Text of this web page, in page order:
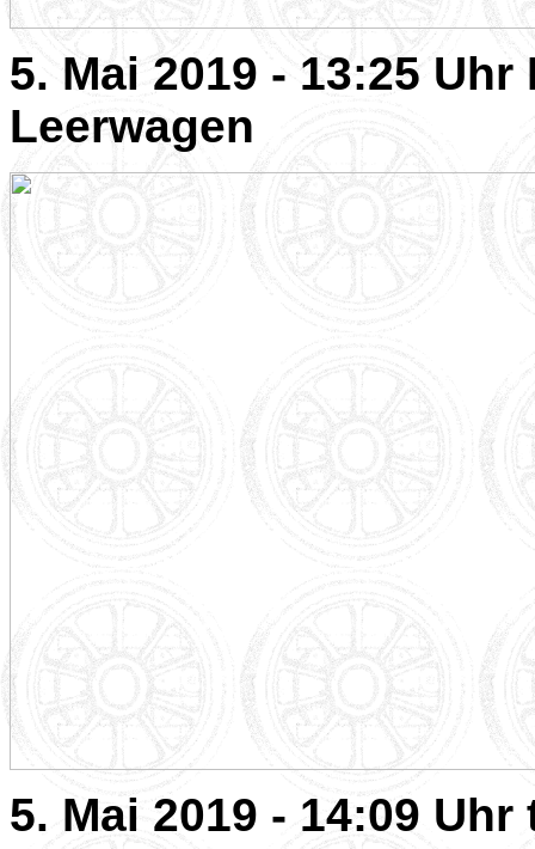
5. Mai 2019 - 13:25
Leerwagen
5. Mai 2019 - 14:09